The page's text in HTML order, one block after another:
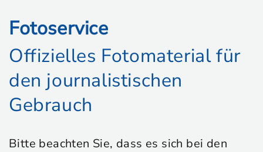
Fotoservice
Offizielles Fotomaterial für
den journalistischen
Gebrauch
Bitte beachten Sie, dass es sich bei den